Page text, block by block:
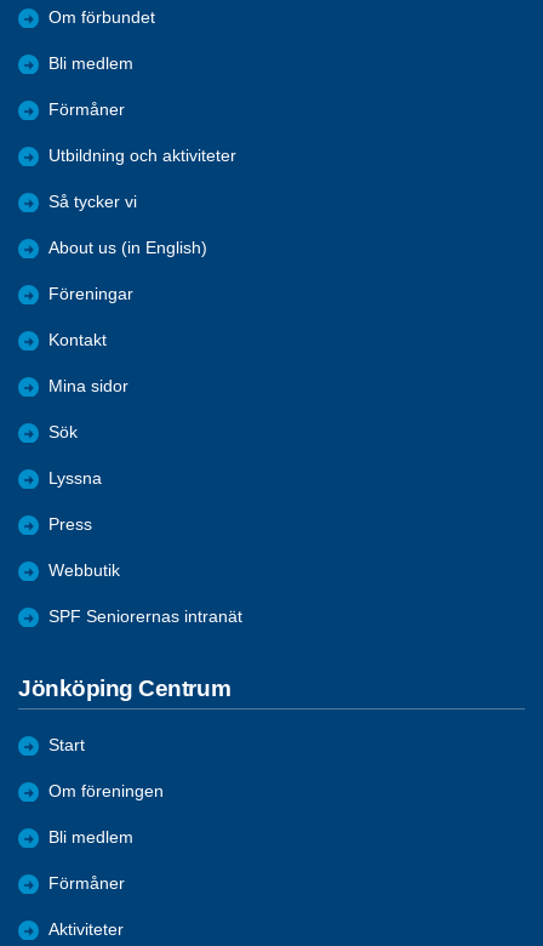
Om förbundet
Bli medlem
Förmåner
Utbildning och aktiviteter
Så tycker vi
About us (in English)
Föreningar
Kontakt
Mina sidor
Sök
Lyssna
Press
Webbutik
SPF Seniorernas intranät
Jönköping Centrum
Start
Om föreningen
Bli medlem
Förmåner
Aktiviteter